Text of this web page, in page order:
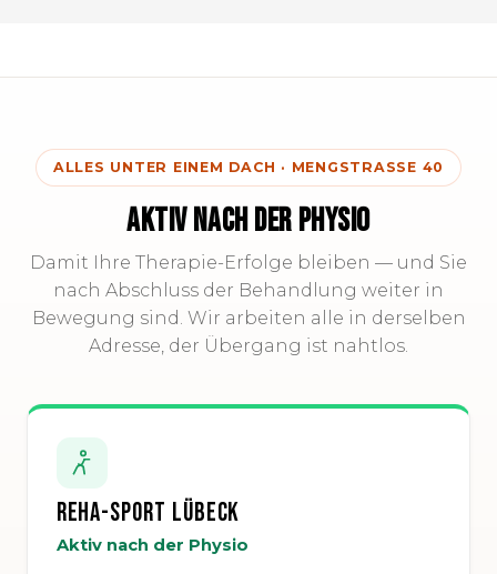
ALLES UNTER EINEM DACH · MENGSTRASSE 40
AKTIV NACH DER PHYSIO
Damit Ihre Therapie-Erfolge bleiben — und Sie
nach Abschluss der Behandlung weiter in
Bewegung sind. Wir arbeiten alle in derselben
Adresse, der Übergang ist nahtlos.
Reha-Sport Lübeck
Aktiv nach der Physio